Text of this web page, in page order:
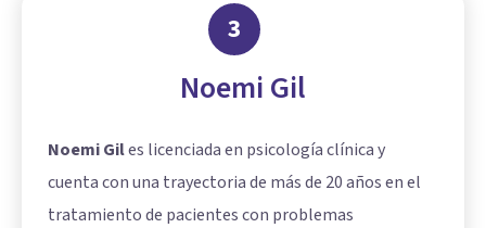
3
Noemi Gil
Noemi Giles licenciada en psicología clínica y
cuenta con una trayectoria de más de 20 años en el
tratamiento de pacientes con problemas